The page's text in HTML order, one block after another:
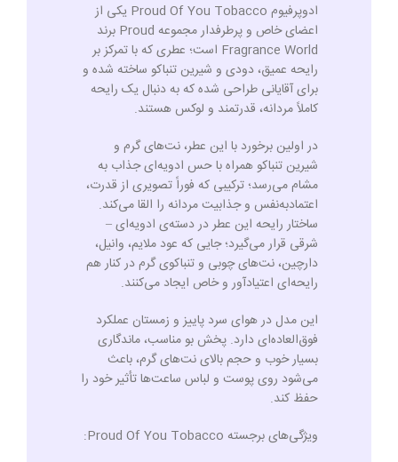
ادوپرفیوم Proud Of You Tobacco یکی از
اعضای خاص و پرطرفدار مجموعه Proud برند
Fragrance World است؛ عطری که با تمرکز بر
رایحه عمیق، دودی و شیرین تنباکو ساخته شده و
برای آقایانی طراحی شده که به دنبال یک رایحه
کاملاً مردانه، قدرتمند و لوکس هستند.
در اولین برخورد با این عطر، نت‌های گرم و
شیرین تنباکو همراه با حس ادویه‌ای جذاب به
مشام می‌رسد؛ ترکیبی که فوراً تصویری از قدرت،
اعتمادبه‌نفس و جذابیت مردانه را القا می‌کند.
ساختار رایحه این عطر در دسته‌ی ادویه‌ای –
شرقی قرار می‌گیرد؛ جایی که عود ملایم، وانیل،
دارچین، نت‌های چوبی و تنباکوی گرم در کنار هم
رایحه‌ای اعتیادآور و خاص ایجاد می‌کنند.
این مدل در هوای سرد پاییز و زمستان عملکرد
فوق‌العاده‌ای دارد. پخش بو مناسب، ماندگاری
بسیار خوب و حجم بالای نت‌های گرم، باعث
می‌شود روی پوست و لباس ساعت‌ها تأثیر خود را
حفظ کند.
ویژگی‌های برجسته Proud Of You Tobacco: